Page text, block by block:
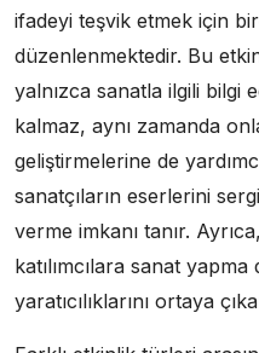
ifadeyi teşvik etmek için
düzenlenmektedir. Bu
yalnızca sanatla ilgili bilgi
kalmaz, aynı zamanda
geliştirmelerine de
sanatçıların eserlerini
verme imkanı tanır. Ayrıca,
katılımcılara sanat
yaratıcılıklarını ortaya